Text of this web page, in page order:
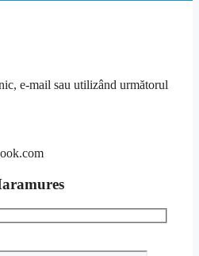
e-mail sau utilizând următorul